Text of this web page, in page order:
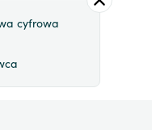
cyfrowa